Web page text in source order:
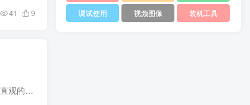
41 9
描述 令人叹为观止的交响乐- 强大的 40 人合唱团，由四个独立部分组成：女高音、中音、男高音和低音– 通过直观的控制快速构建逼真的合唱声部，或使用 Syllabuilder 乐句和转换更深入– 以惊人...
调试使用
视频图像 装机工具